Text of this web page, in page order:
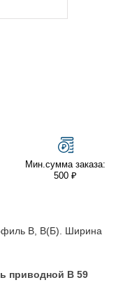
Мин.сумма заказа:
500 ₽
B, B(Б). Ширина
приводной B 59